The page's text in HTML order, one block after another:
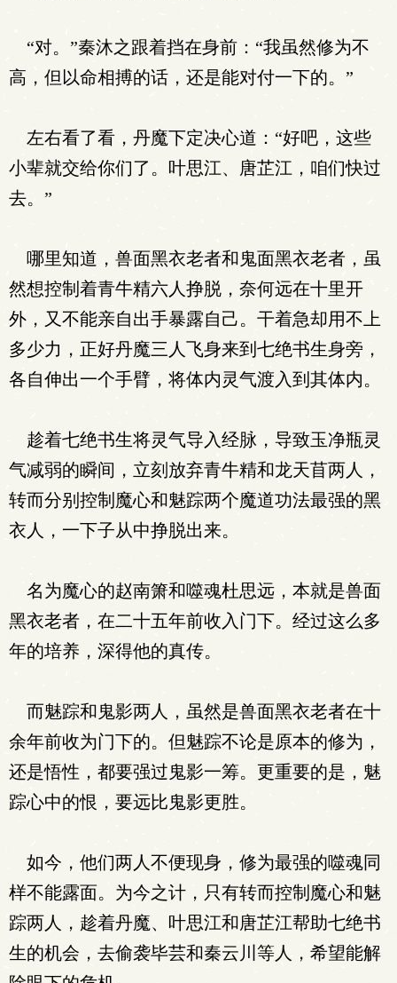
“对。”秦沐之跟着挡在身前：“我虽然修为不
高，但以命相搏的话，还是能对付一下的。”
左右看了看，丹魔下定决心道：“好吧，这些
小辈就交给你们了。叶思江、唐芷江，咱们快过
去。”
哪里知道，兽面黑衣老者和鬼面黑衣老者，虽
然想控制着青牛精六人挣脱，奈何远在十里开
外，又不能亲自出手暴露自己。干着急却用不上
多少力，正好丹魔三人飞身来到七绝书生身旁，
各自伸出一个手臂，将体内灵气渡入到其体内。
趁着七绝书生将灵气导入经脉，导致玉净瓶灵
气减弱的瞬间，立刻放弃青牛精和龙天苜两人，
转而分别控制魔心和魅踪两个魔道功法最强的黑
衣人，一下子从中挣脱出来。
名为魔心的赵南箫和噬魂杜思远，本就是兽面
黑衣老者，在二十五年前收入门下。经过这么多
年的培养，深得他的真传。
而魅踪和鬼影两人，虽然是兽面黑衣老者在十
余年前收为门下的。但魅踪不论是原本的修为，
还是悟性，都要强过鬼影一筹。更重要的是，魅
踪心中的恨，要远比鬼影更胜。
如今，他们两人不便现身，修为最强的噬魂同
样不能露面。为今之计，只有转而控制魔心和魅
踪两人，趁着丹魔、叶思江和唐芷江帮助七绝书
生的机会，去偷袭毕芸和秦云川等人，希望能解